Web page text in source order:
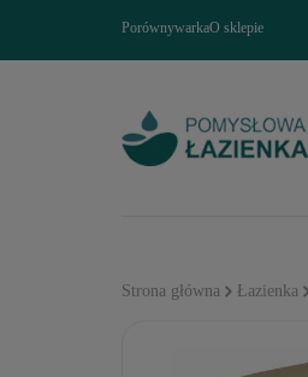
PorównywarkaO sklepie
Strona główna Łazienka